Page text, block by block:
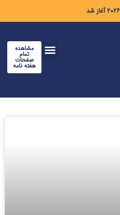
مشاهده
تمام
صفحات
هفته نامه